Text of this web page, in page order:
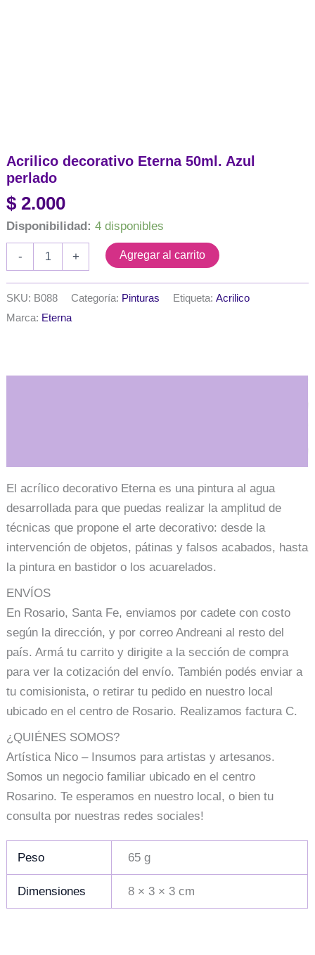
Acrilico decorativo Eterna 50ml. Azul
perlado
$ 2.000
Disponibilidad: 4 disponibles
-
decorativo
Azul
perlado
+ Agregar al carrito
SKU: B088 Categoría: Pinturas Etiqueta:Acrilico
Marca: Eterna
El acrílico decorativo Eterna es una pintura al agua
desarrollada para que puedas realizar la amplitud de
técnicas que propone el arte decorativo: desde la
intervención de objetos, pátinas y falsos acabados, hasta
la pintura en bastidor o los acuarelados.
ENVÍOS
En Rosario, Santa Fe, enviamos por cadete con costo
según la dirección, y por correo Andreani al resto del
país. Armá tu carrito y dirigite a la sección de compra
para ver la cotización del envío. También podés enviar a
tu comisionista, o retirar tu pedido en nuestro local
ubicado en el centro de Rosario. Realizamos factura C.
¿QUIÉNES SOMOS?
Artística Nico – Insumos para artistas y artesanos.
Somos un negocio familiar ubicado en el centro
Rosarino. Te esperamos en nuestro local, o bien tu
consulta por nuestras redes sociales!
Peso 65 g
Dimensiones 8 × 3 × 3 cm